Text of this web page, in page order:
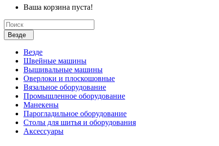
Ваша корзина пуста!
Везде
Везде
Швейные машины
Вышивальные машины
Оверлоки и плоскошовные
Вязальное оборудование
Промышленное оборудование
Манекены
Парогладильное оборудование
Столы для шитья и оборудования
Аксессуары